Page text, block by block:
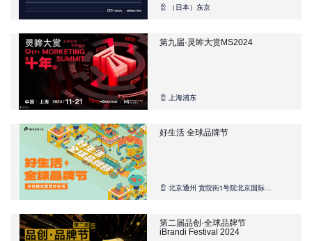
（日本）东京
第九届·灵眸大赏MS2024
上海浦东
好生活 全球品牌节
北京通州 贡院街1号院北京国际财
第二届品创·全球品牌节
iBrandi Festival 2024